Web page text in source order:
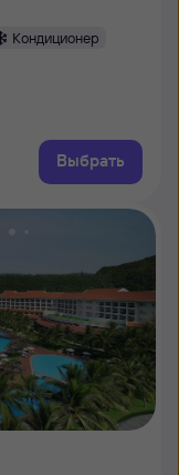
Кондиционер
Выбрать